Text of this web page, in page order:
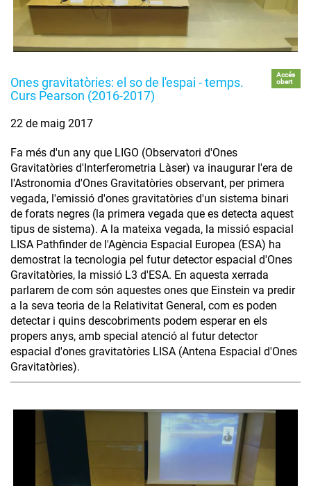
Ones gravitatòries: el so de l'espai - temps.
Curs Pearson (2016-2017)
Accés
obert
22 de maig 2017
Fa més d'un any que LIGO (Observatori d'Ones
Gravitatòries d'Interferometria Làser) va inaugurar l'era de
l'Astronomia d'Ones Gravitatòries observant, per primera
vegada, l'emissió d'ones gravitatòries d'un sistema binari
de forats negres (la primera vegada que es detecta aquest
tipus de sistema). A la mateixa vegada, la missió espacial
LISA Pathfinder de l'Agència Espacial Europea (ESA) ha
demostrat la tecnologia pel futur detector espacial d'Ones
Gravitatòries, la missió L3 d'ESA. En aquesta xerrada
parlarem de com són aquestes ones que Einstein va predir
a la seva teoria de la Relativitat General, com es poden
detectar i quins descobriments podem esperar en els
propers anys, amb special atenció al futur detector
espacial d'ones gravitatòries LISA (Antena Espacial d'Ones
Gravitatòries).